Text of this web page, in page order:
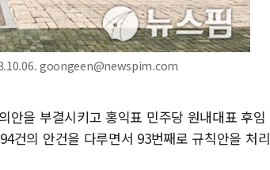
goongeen@newspim.com
안을 부결시키고 홍익표 민주당 원내대표 후임
건의 안건을 다루면서 93번째로 규칙안을 처리